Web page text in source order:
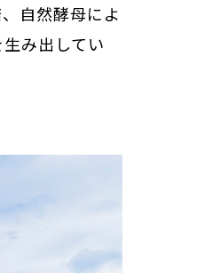
自然酵母によ
み出してい